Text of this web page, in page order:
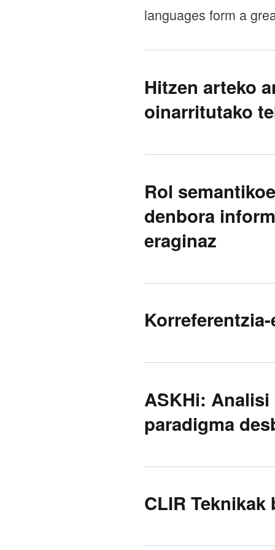
languages form a
Hitzen arteko
oinarritutako
Rol
denbora
eraginaz
ASKHi:
paradigma
CLIR